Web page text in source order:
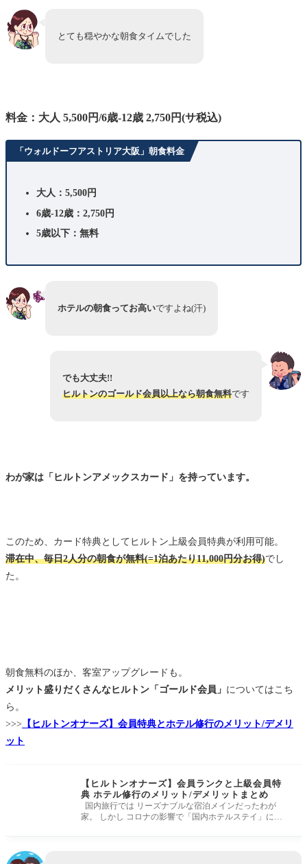
とても穏やかな朝食タイムでした
料金：大人 5,500円/6歳-12歳 2,750円(サ税込)
「ウォルドーフアストリア大阪」朝食料金
大人：5,500円
6歳-12歳：2,750円
5歳以下：無料
ホテルの朝食ってお高いですよね(汗)
でも大丈夫!!
ヒルトンのゴールド会員以上なら朝食無料です
わが家は「ヒルトンアメックスカード」を持っています。
このため、カード特典としてヒルトン上級会員特典が利用可能。
滞在中、毎日2人分の朝食が無料(=1泊あたり11,000円分お得)でし
た。
朝食無料のほか、客室アップグレードも。
メリット盛りだくさんなヒルトン「ゴールド会員」 についてはこち
ら。
>>> 【ヒルトンオナーズ】会員特典とホテル修行のメリット/デメリ
ット
【ヒルトンオナーズ】会員ランクと上級会員特
典 ホテル修行のメリット/デメリットまとめ
国内旅行では リーズナブルな宿泊メインだったわが
家。 しかし コロナの影響で「国内ホテルステイ」にハ